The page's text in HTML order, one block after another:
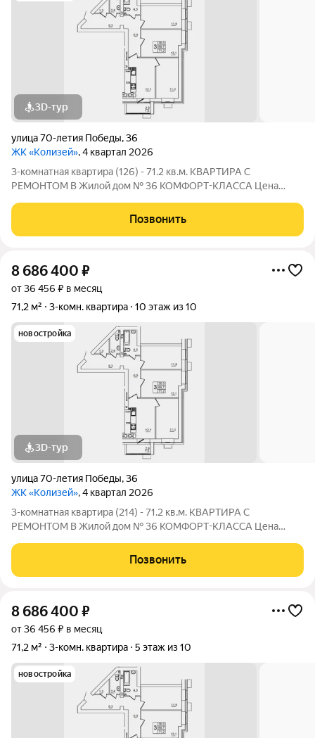
3D-тур
улица 70-летия Победы,36
ЖК «Колизей», 4 квартал 2026
3-комнатная квартира (126) - 71.2 кв.м. КВАРТИРА С
РЕМОНТОМ В Жилой дом № 36 КОМФОРТ-КЛАССА Цена
эту квартиру с черновой отделкой. Прямая продажа от
Застройщика! ЖК «Колизей» - это
Позвонить
8 686 400 ₽
от 36 456 ₽ в месяц
71,2 м²
3-комн. квартира 10 этаж из 10
новостройка
3D-тур
улица 70-летия Победы,36
ЖК «Колизей», 4 квартал 2026
3-комнатная квартира (214) - 71.2 кв.м. КВАРТИРА С
РЕМОНТОМ В Жилой дом № 36 КОМФОРТ-КЛАССА Цена
эту квартиру с черновой отделкой. Прямая продажа от
Застройщика! ЖК «Колизей» - это
Позвонить
8 686 400 ₽
от 36 456 ₽ в месяц
71,2 м²
3-комн. квартира 5 этаж из 10
новостройка